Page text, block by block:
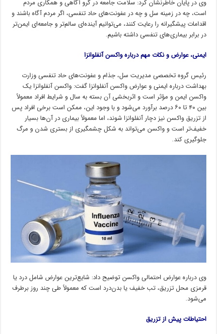
وی در پایان خاطرنشان کرد: سلامت جامعه در گرو آگاهی و همکاری مردم
است، چه در زمینه سل و چه در عفونت‌های حاد تنفسی، اگر مردم آگاه باشند و
اقدامات پیشگیرانه را رعایت کنند، می‌توانیم آینده‌ای سالم‌تر و جامعه‌ای ایمن‌تر
در برابر بیماری‌های تنفسی داشته باشیم.
ایمنی، عوارض و نکات مهم درباره واکسن آنفلوانزا
رئیس گروه تخصصی مدیریت سل، جذام و عفونت‌های حاد تنفسی وزارت
بهداشت درباره ایمنی و عوارض واکسن آنفلوانزا گفت: واکسن آنفلوانزا یک
واکسن ایمن و مؤثر است و اثربخشی آن بسته به سال و شرایط افراد معمولاً
بین ۴۰ تا ۶۰ درصد برآورد می‌شود و با وجود این، ممکن است برخی افراد پس
از تزریق واکسن نیز دچار آنفلوانزا شوند، اما معمولاً بیماری در آن‌ها بسیار
خفیف‌تر است و واکسن می‌تواند به شکل چشمگیری از بستری شدن و مرگ
جلوگیری کند.
وی درباره عوارض احتمالی واکسن توضیح داد: شایع‌ترین عوارض شامل درد یا
قرمزی محل تزریق، تب خفیف یا بدن‌درد است که معمولاً طی چند روز برطرف
می‌شود.
احتیاطات پیش از تزریق